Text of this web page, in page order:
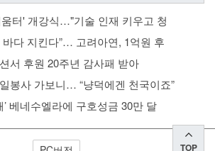
터' 개강식…"기술 인재 키우고 청
바다 지킨다”… 고려아연, 1억원 후
서 후원 20주년 감사패 받아
봉사 가보니… “냥덕에겐 천국이죠”
’ 베네수엘라에 구호성금 30만 달
TOP